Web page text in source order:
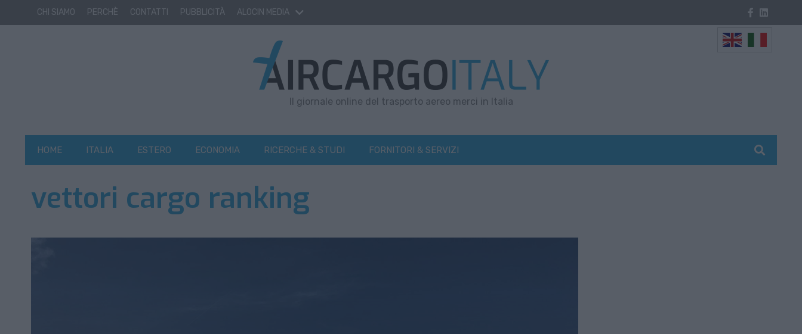
CHI SIAMO PERCHÈ CONTATTI PUBBLICITÀ ALOCIN MEDIA
Il giornale online del trasporto aereo merci in Italia
HOME ITALIA ESTERO ECONOMIA RICERCHE & STUDI FORNITORI & SERVIZI
vettori cargo ranking